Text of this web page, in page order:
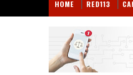
HOME RED113